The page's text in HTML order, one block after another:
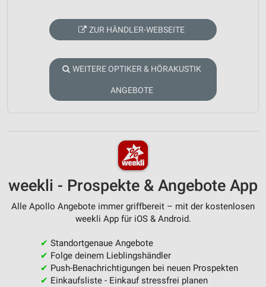
ZUR HÄNDLER-WEBSEITE
WEITERE OPTIKER & HÖRAKUSTIK
ANGEBOTE
weekli - Prospekte & Angebote App
Alle Apollo Angebote immer griffbereit – mit der kostenlosen
weekli App für iOS & Android.
✔ Standortgenaue Angebote
✔ Folge deinem Lieblingshändler
✔ Push-Benachrichtigungen bei neuen Prospekten
✔ Einkaufsliste - Einkauf stressfrei planen